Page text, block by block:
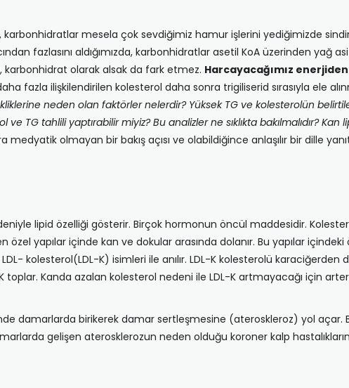
karbonhidratlar mesela çok sevdiğimiz hamur işlerini yediğimizde
fazlasını aldığımızda, karbonhidratlar asetil KoA üzerinden yağ
karbonhidrat olarak alsak da fark etmez. Harcayacağımız
fazla ilişkilendirilen kolesterol daha sonra trigiliserid sırasıyla ele
neden olan faktörler nelerdir? Yüksek TG ve kolesterolün
ve TG tahlili yaptırabilir miyiz? Bu analizler ne sıklıkta bakılmalıdır?
olmayan bir bakış açısı ve olabildiğince anlaşılır bir dille yanıt
lipid özelliği gösterir. Birçok hormonun öncül maddesidir.
özel yapılar içinde kan ve dokular arasında dolanır. Bu yapılar
kolesterol(LDL-K) isimleri ile anılır. LDL-K kolesterolü
toplar. Kanda azalan kolesterol nedeni ile LDL-K artmayacağı için
damarlarda birikerek damar sertleşmesine (ateroskleroz) yol açar.
gelişen aterosklerozun neden olduğu koroner kalp